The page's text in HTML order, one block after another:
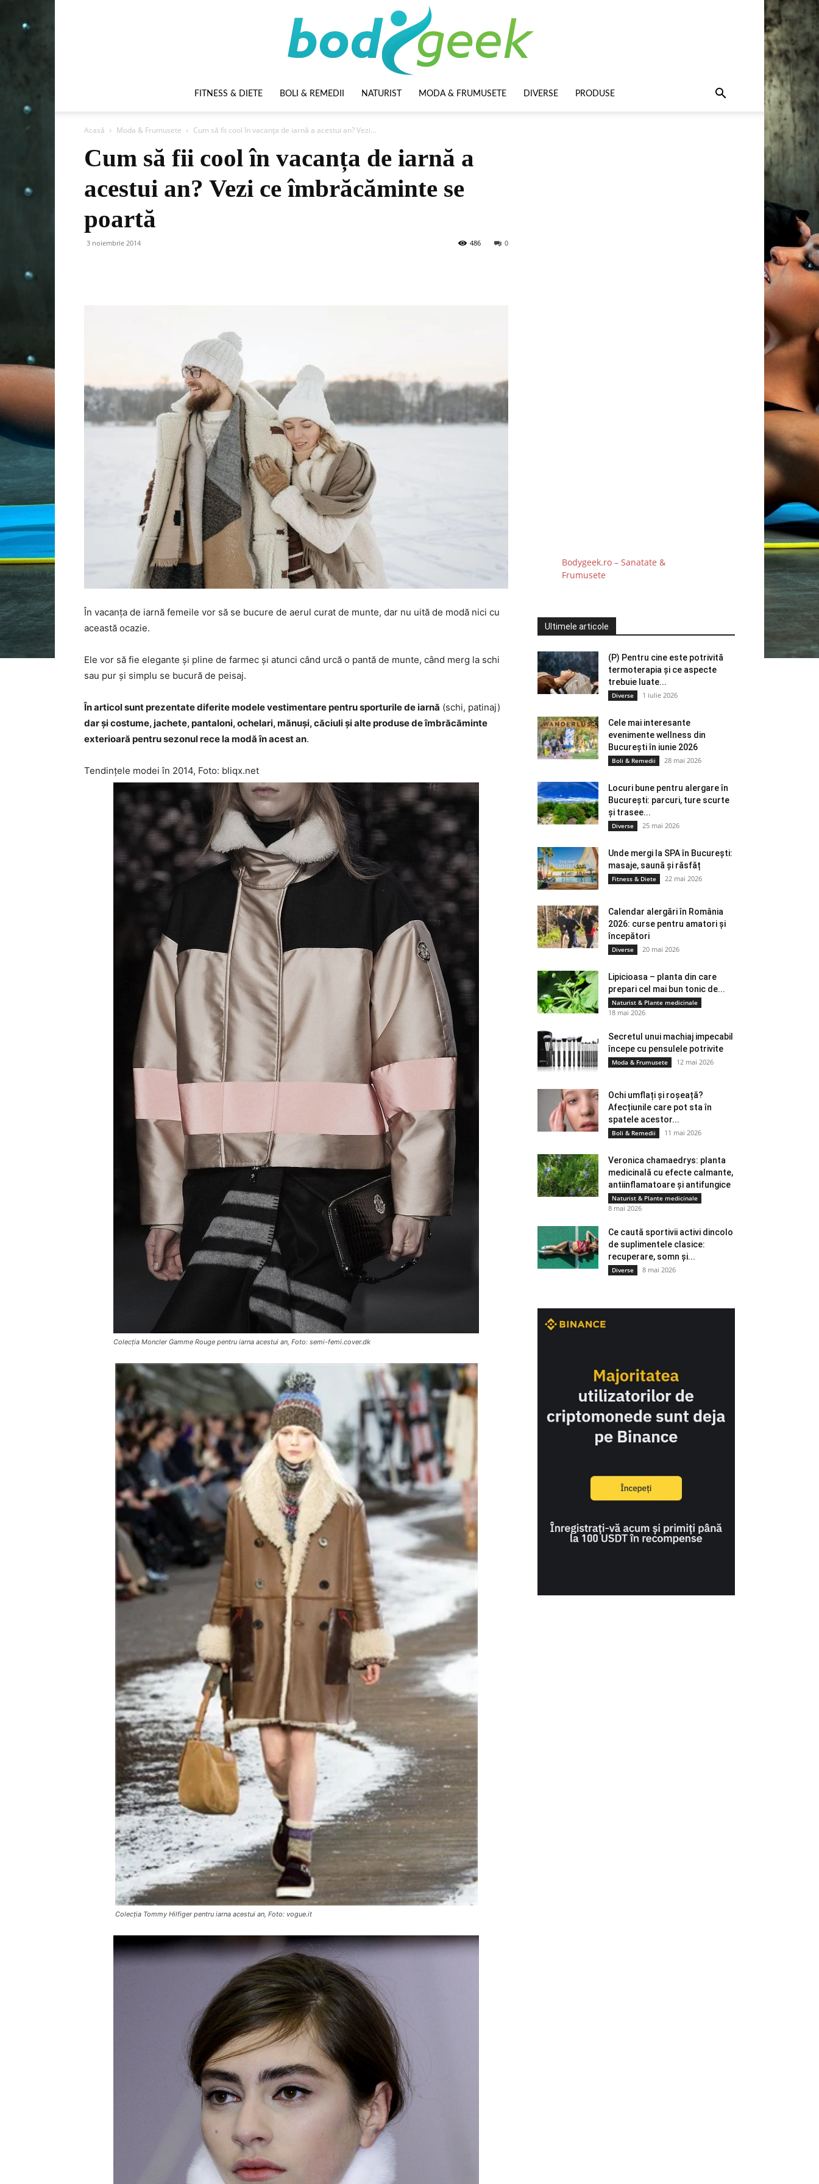
FITNESS & DIETE BOLI & REMEDII NATURIST MODA & FRUMUSETE DIVERSE PRODUSE
Acasă Moda & Frumusete Cum să fii cool în vacanța de iarnă a acestui an? Vezi...
Cum să fii cool în vacanța de iarnă a
acestui an? Vezi ce îmbrăcăminte se
poartă
3 noiembrie 2014 0
486
În vacanța de iarnă femeile vor să se bucure de aerul curat de munte, dar nu uită de modă nici cu
această ocazie.
Ele vor să fie elegante și pline de farmec și atunci când urcă o pantă de munte, când merg la schi
sau pur și simplu se bucură de peisaj.
În articol sunt prezentate diferite modele vestimentare pentru sporturile de iarnă (schi, patinaj)
dar și costume, jachete, pantaloni, ochelari, mănuși, căciuli și alte produse de îmbrăcăminte
exterioară pentru sezonul rece la modă în acest an.
Tendințele modei în 2014, Foto: bliqx.net
Colecția Moncler Gamme Rouge pentru iarna acestui an, Foto: semi-femi.cover.dk
Colecția Tommy Hilfiger pentru iarna acestui an, Foto: vogue.it
Bodygeek.ro – Sanatate &
Frumusete
Ultimele articole
(P) Pentru cine este potrivită
termoterapia și ce aspecte
trebuie luate...
Diverse 1 iulie 2026
Cele mai interesante
evenimente wellness din
București în iunie 2026
Boli & Remedii 28 mai 2026
Locuri bune pentru alergare în
București: parcuri, ture scurte
și trasee...
Diverse 25 mai 2026
Unde mergi la SPA în București:
masaje, saună și răsfăț
Fitness & Diete 22 mai 2026
Calendar alergări în România
2026: curse pentru amatori și
începători
Diverse 20 mai 2026
Lipicioasa – planta din care
prepari cel mai bun tonic de...
Naturist & Plante medicinale
18 mai 2026
Secretul unui machiaj impecabil
începe cu pensulele potrivite
Moda & Frumusete 12 mai 2026
Ochi umflați și roșeață?
Afecțiunile care pot sta în
spatele acestor...
Boli & Remedii 11 mai 2026
Veronica chamaedrys: planta
medicinală cu efecte calmante,
antiinflamatoare și antifungice
Naturist & Plante medicinale
8 mai 2026
Ce caută sportivii activi dincolo
de suplimentele clasice:
recuperare, somn și...
Diverse 8 mai 2026